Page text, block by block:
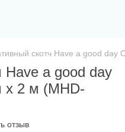
скотч Have a good
Have a good day
x 2 м (MHD-
отзыв